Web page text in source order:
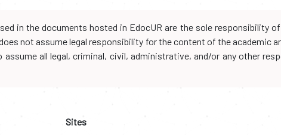
in the documents hosted in EdocUR are the sole responsibility
not assume legal responsibility for the content of the academic
all legal, criminal, civil, administrative, and/or any other
Sites